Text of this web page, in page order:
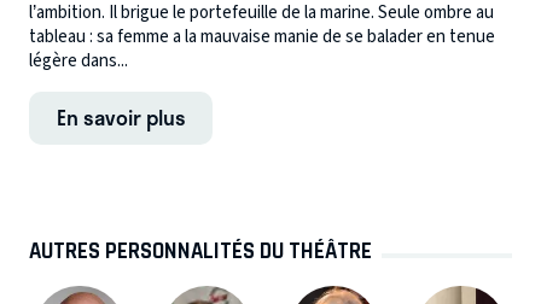
l’ambition. Il brigue le portefeuille de la marine. Seule ombre au
tableau : sa femme a la mauvaise manie de se balader en tenue
légère dans...
En savoir plus
AUTRES PERSONNALITÉS DU THÉÂTRE